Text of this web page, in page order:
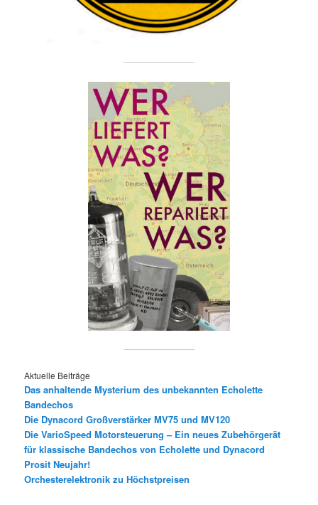
Aktuelle Beiträge
Das anhaltende Mysterium des unbekannten Echolette
Bandechos
Die Dynacord Großverstärker MV75 und MV120
Die VarioSpeed Motorsteuerung – Ein neues Zubehörgerät
für klassische Bandechos von Echolette und Dynacord
Prosit Neujahr!
Orchesterelektronik zu Höchstpreisen